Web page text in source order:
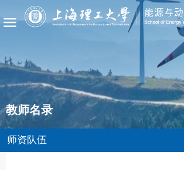
教师名录
师资队伍